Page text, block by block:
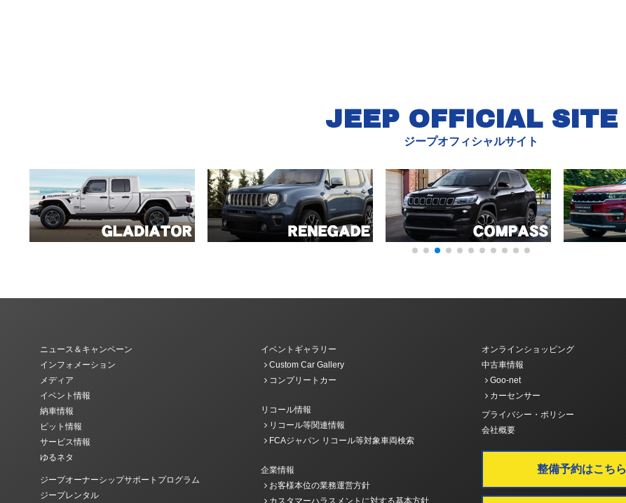
JEEP OFFICIAL SITE
ジープオフィシャルサイト
ニュース＆キャンペーン
インフォメーション
メディア
イベント情報
納車情報
ピット情報
サービス情報
ゆるネタ
ジープオーナーシップサポートプログラム
ジープレンタル
イベントギャラリー
Custom Car Gallery
コンプリートカー
リコール情報
リコール等関連情報
FCAジャパン リコール等対象車両検索
企業情報
お客様本位の業務運営方針
カスタマーハラスメントに対する基本方針
オンラインショッピング
中古車情報
Goo-net
カーセンサー
プライバシー・ポリシー
会社概要
整備予約はこちら